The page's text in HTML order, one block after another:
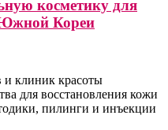
косметику для
Южной Кореи
и клиник красоты
для восстановления кожи
пилинги и инъекции